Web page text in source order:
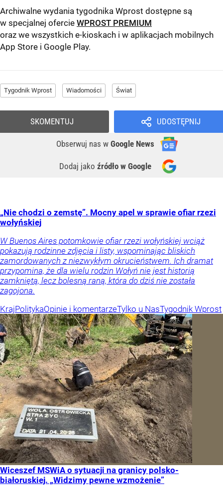
Archiwalne wydania tygodnika Wprost dostępne są
w specjalnej ofercie WPROST PREMIUM
oraz we wszystkich e-kioskach i w aplikacjach mobilnych
App Store i Google Play.
Tygodnik Wprost Wiadomości Świat
UDOSTĘPNIJ
Obserwuj nas w Google News
Dodaj jako źródło w Google
SKOMENTUJ
„Nie chodzi o zemstę”. Mocny apel w sprawie ofiar rzezi
wołyńskiej
W Buenos Aires potomkowie ofiar rzezi wołyńskiej wciąż
pokazują rodzinne zdjęcia i listy, wspominając bliskich
zamordowanych z niezwykłym okrucieństwem. Ich dramat
przypomina, że dla wielu rodzin Wołyń nie jest historią
zamkniętą, lecz bolesną raną, która do dziś nie została
zagojona.
KrajPolitykaOpinie i komentarzeTylko u NasTygodnik Wprost
Wiceszef MSWiA o sytuacji na granicy polsko-
białoruskiej. „Widzimy pewne wzmożenie”